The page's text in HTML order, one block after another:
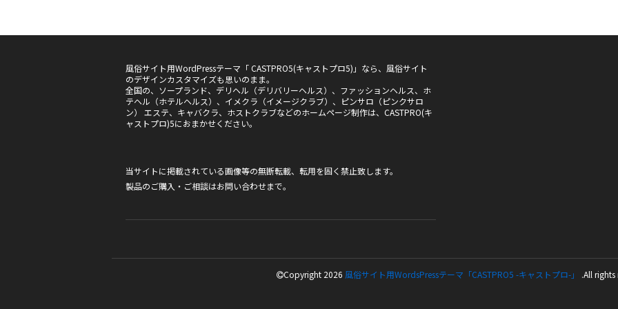
風俗サイト用WordPressテーマ「 CASTPRO5(キャストプロ5)」なら、風俗サイト
のデザインカスタマイズも思いのまま。
全国の、ソープランド、デリヘル（デリバリーヘルス）、ファッションヘルス、ホ
テヘル（ホテルヘルス）、イメクラ（イメージクラブ）、ピンサロ（ピンクサロ
ン） エステ、キャバクラ、ホストクラブなどのホームページ制作は、CASTPRO(キ
ャストプロ)5におまかせください。
当サイトに掲載されている画像等の無断転載、転用を固く禁止致します。
製品のご購入・ご相談はお問い合わせまで。
Copyright 2026 風俗サイト用WordsPressテーマ「CASTPRO5 -キャストプロ-」 .All rights